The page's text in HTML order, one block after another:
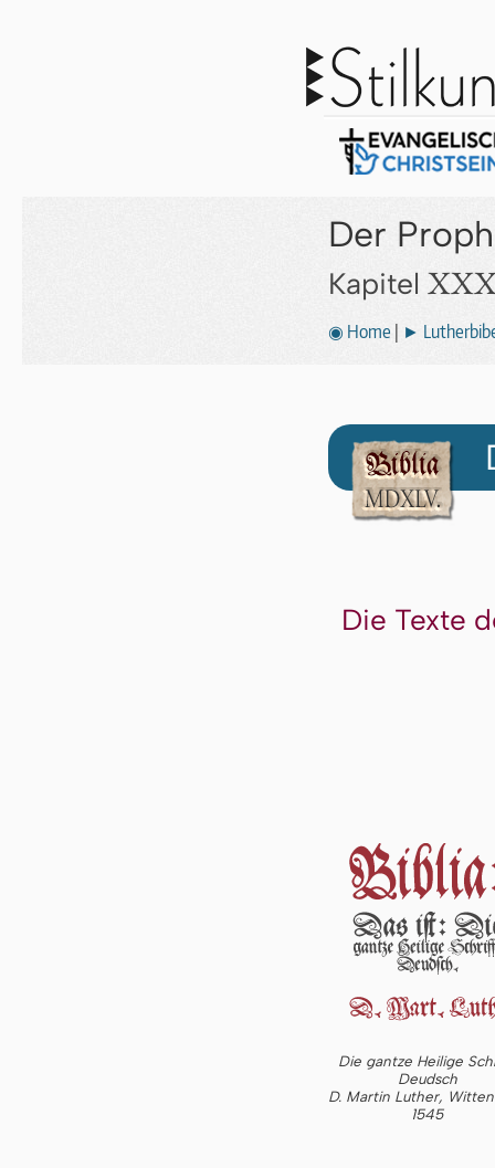
Der
Kapitel
◉ Home ►
Die Texte
Die gantze Heilige
Deudsch
D. Martin Luther,
1545